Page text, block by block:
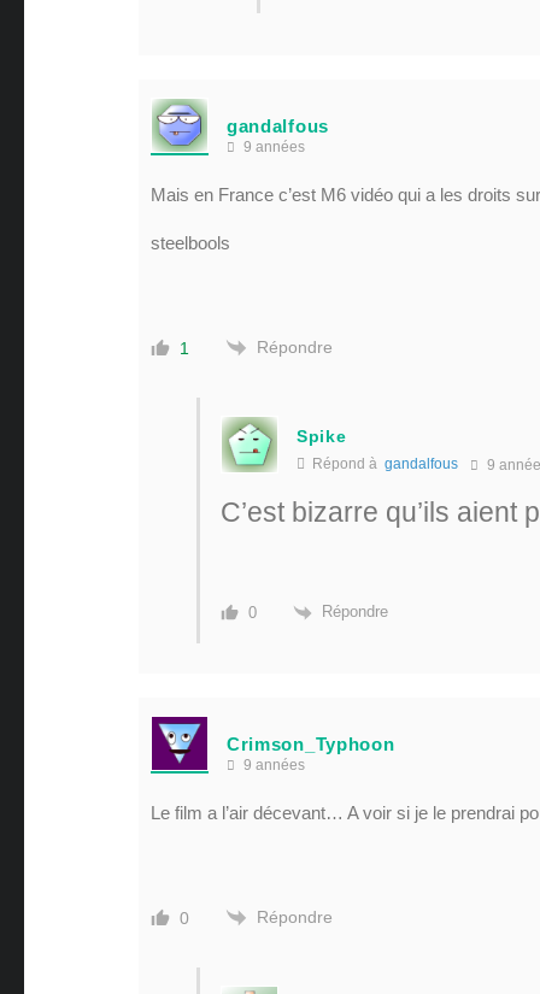
gandalfous
9 années
Mais en France c’est M6 vidéo qui a les droits
steelbools
1 Répondre
Spike
Répond à gandalfous 9
C’est bizarre qu’ils
0 Répondre
Crimson_Typhoon
9 années
Le film a l’air décevant… A voir si je le prendrai
0 Répondre